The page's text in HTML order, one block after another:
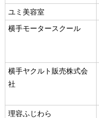
ユミ美容室
横手モータースクール
横手ヤクルト販売株式会
社
理容ふじわら